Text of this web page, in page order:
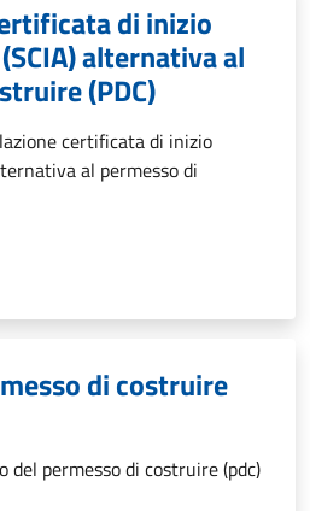
di inizio
alternativa al
(PDC)
certificata di inizio
al permesso di
di costruire
del permesso di costruire (pdc)